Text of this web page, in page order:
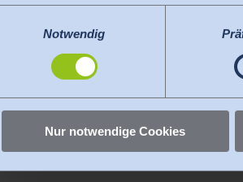
werden dürfen. Die USA gelten nach
gibt es keine Rechtsmittel gegen diese
Sie können erteilte Einwilligungen
Notwendig
Nur notwendige Cookies